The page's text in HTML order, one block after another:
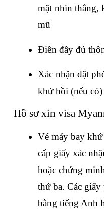
mặt nhìn thẳng,
mũ
Điền đầy đủ
Xác nhận đặt
khứ hồi (nếu có)
Hồ sơ xin visa
Vé máy bay
cấp giấy xác
hoặc chứng
thứ ba. Các
bằng tiếng Anh